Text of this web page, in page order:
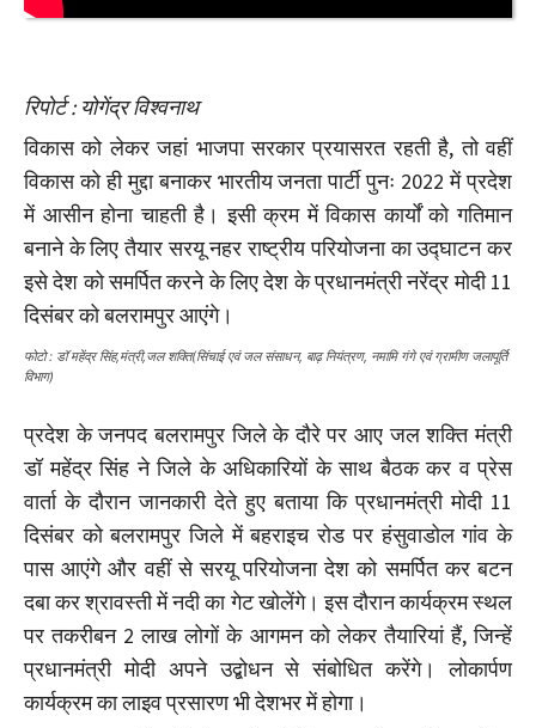
रिपोर्ट : योगेंद्र विश्वनाथ
विकास को लेकर जहां भाजपा सरकार प्रयासरत रहती है, तो वहीं
विकास को ही मुद्दा बनाकर भारतीय जनता पार्टी पुनः 2022 में प्रदेश
में आसीन होना चाहती है। इसी क्रम में विकास कार्यों को गतिमान
बनाने के लिए तैयार सरयू नहर राष्ट्रीय परियोजना का उद्घाटन कर
इसे देश को समर्पित करने के लिए देश के प्रधानमंत्री नरेंद्र मोदी 11
दिसंबर को बलरामपुर आएंगे।
फोटो : डॉ महेंद्र सिंह,मंत्री,जल शक्ति(सिंचाई एवं जल संसाधन, बाढ़ नियंत्रण, नमामि गंगे एवं ग्रामीण जलापूर्ति
विभाग)
प्रदेश के जनपद बलरामपुर जिले के दौरे पर आए जल शक्ति मंत्री
डॉ महेंद्र सिंह ने जिले के अधिकारियों के साथ बैठक कर व प्रेस
वार्ता के दौरान जानकारी देते हुए बताया कि प्रधानमंत्री मोदी 11
दिसंबर को बलरामपुर जिले में बहराइच रोड पर हंसुवाडोल गांव के
पास आएंगे और वहीं से सरयू परियोजना देश को समर्पित कर बटन
दबा कर श्रावस्ती में नदी का गेट खोलेंगे। इस दौरान कार्यक्रम स्थल
पर तकरीबन 2 लाख लोगों के आगमन को लेकर तैयारियां हैं, जिन्हें
प्रधानमंत्री मोदी अपने उद्बोधन से संबोधित करेंगे। लोकार्पण
कार्यक्रम का लाइव प्रसारण भी देशभर में होगा।